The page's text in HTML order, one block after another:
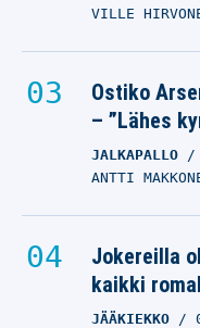
VILLE
Ostiko
– ”Lähes
JALKAPALLO
ANTTI
Jokereilla
kaikki
JÄÄKIEKKO